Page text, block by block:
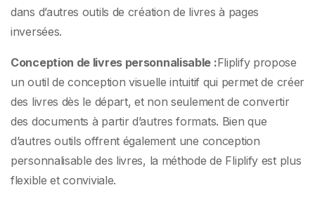
dans d’autres outils de création de livres à pages
inversées.
Conception de livres personnalisable :Fliplify propose
un outil de conception visuelle intuitif qui permet de créer
des livres dès le départ, et non seulement de convertir
des documents à partir d’autres formats. Bien que
d’autres outils offrent également une conception
personnalisable des livres, la méthode de Fliplify est plus
flexible et conviviale.